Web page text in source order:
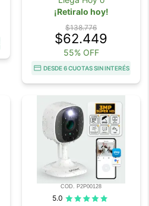
¡Retiralo hoy!
$138.776
$62.449
55% OFF
DESDE 6 CUOTAS SIN INTERÉS
COD. P2P00128
5.0